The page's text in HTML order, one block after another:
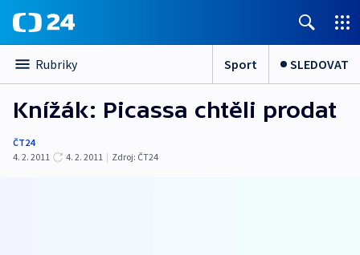
Rubriky Sport SLEDOVAT
Knížák: Picassa chtěli prodat
ČT24
4. 2. 2011
4. 2. 2011 | Zdroj: ČT24